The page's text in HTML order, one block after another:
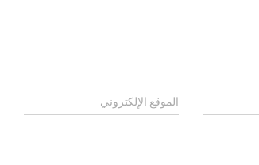
الموقع الإلكتروني